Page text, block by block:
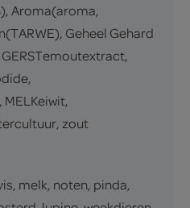
Aroma(aroma,
Geheel Gehard
zout
melk, noten, pinda,